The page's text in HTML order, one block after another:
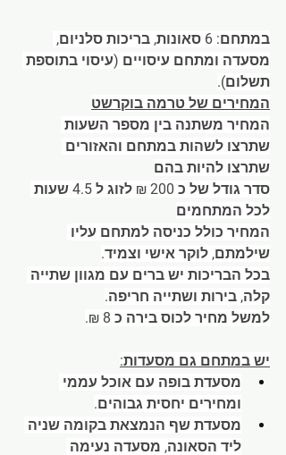
במתחם: 6 סאונות, בריכות סלניום,
מסעדה ומתחם עיסויים (עיסוי בתוספת
תשלום).
המחירים של טרמה בוקרשט
המחיר משתנה בין מספר השעות
שתרצו לשהות במתחם והאזורים
שתרצו להיות בהם
סדר גודל של כ 200 ₪ לזוג ל 4.5 שעות
לכל המתחמים
המחיר כולל כניסה למתחם עליו
שילמתם, לוקר אישי וצמיד.
בכל הבריכות יש ברים עם מגוון שתייה
קלה, בירות ושתייה חריפה.
למשל מחיר לכוס בירה כ 8 ₪.
יש במתחם גם מסעדות:
מסעדת בופה עם אוכל עממי
ומחירים יחסית גבוהים.
מסעדת שף הנמצאת בקומה שניה
ליד הסאונה, מסעדה נעימה